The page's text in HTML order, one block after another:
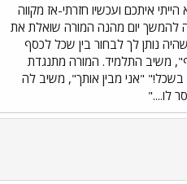
איתכם ועכשיו חזרתי-אז מקווה
להמשך יום מהנה המורה שואלת את
נותן לך לבחור בין שכל לכסף
משיב התלמיד. המורה מתנגדת
בשכל!" "אני מבין אותך", משיב לה
לו...."